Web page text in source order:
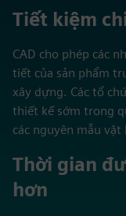
Tiết kiệm
CAD cho phép các
tiết của sản phẩm
xây dựng. Các tổ
thiết kế sớm trong
các nguyên mẫu
Thời gian
hơn